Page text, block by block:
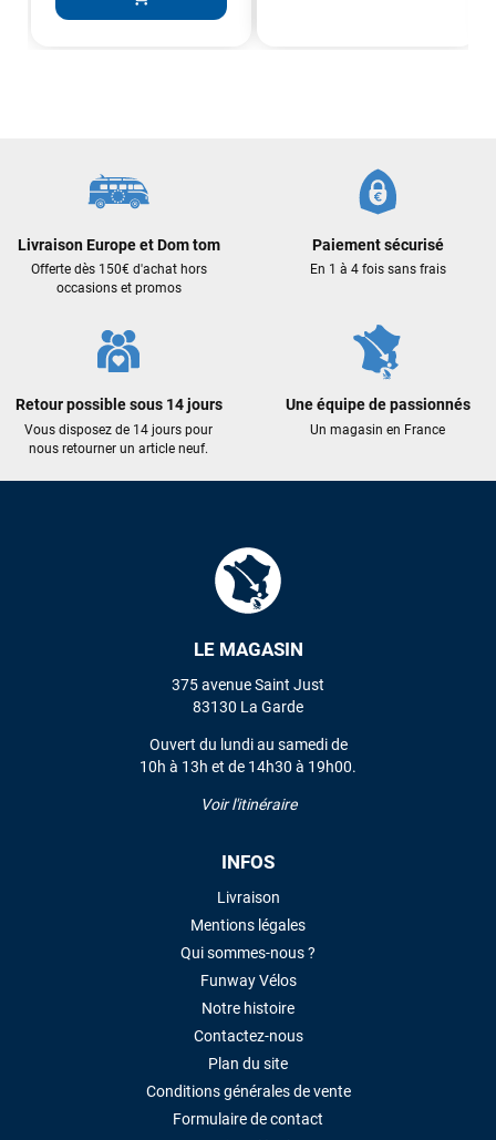
Livraison Europe et Dom tom
Offerte dès 150€ d'achat hors
occasions et promos
Paiement sécurisé
En 1 à 4 fois sans frais
Retour possible sous 14 jours
Vous disposez de 14 jours pour
nous retourner un article neuf.
Une équipe de passionnés
Un magasin en France
LE MAGASIN
375 avenue Saint Just
83130 La Garde
Ouvert du lundi au samedi de
10h à 13h et de 14h30 à 19h00.
Voir l'itinéraire
INFOS
Livraison
Mentions légales
Qui sommes-nous ?
Funway Vélos
Notre histoire
Contactez-nous
Plan du site
Conditions générales de vente
Formulaire de contact